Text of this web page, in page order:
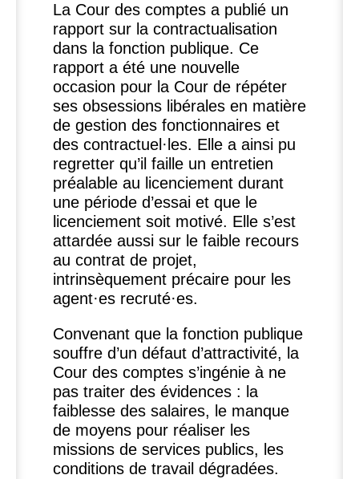
La Cour des comptes a publié un
rapport sur la contractualisation
dans la fonction publique. Ce
rapport a été une nouvelle
occasion pour la Cour de répéter
ses obsessions libérales en matière
de gestion des fonctionnaires et
des contractuel · les. Elle a ainsi pu
regretter qu’il faille un entretien
préalable au licenciement durant
une période d’essai et que le
licenciement soit motivé. Elle s’est
attardée aussi sur le faible recours
au contrat de projet,
intrinsèquement précaire pour les
agent·es recruté·es.
Convenant que la fonction publique
souffre d’un défaut d’attractivité, la
Cour des comptes s’ingénie à ne
pas traiter des évidences : la
faiblesse des salaires, le manque
de moyens pour réaliser les
missions de services publics, les
conditions de travail dégradées.